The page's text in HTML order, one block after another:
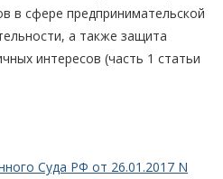
в сфере предпринимательской
а также защита
интересов (часть 1 статьи
Суда РФ от 26.01.2017 N